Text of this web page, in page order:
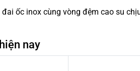
ốc inox cùng vòng đệm cao su
nay